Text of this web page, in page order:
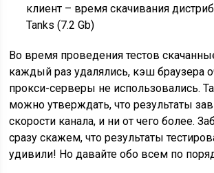
клиент – время скачивания
Tanks (7.2 Gb)
Во время проведения тестов
каждый раз удалялись, кэш браузера
прокси-серверы не использовались.
можно утверждать, что результаты
скорости канала, и ни от чего более.
сразу скажем, что результаты
удивили! Но давайте обо всем по